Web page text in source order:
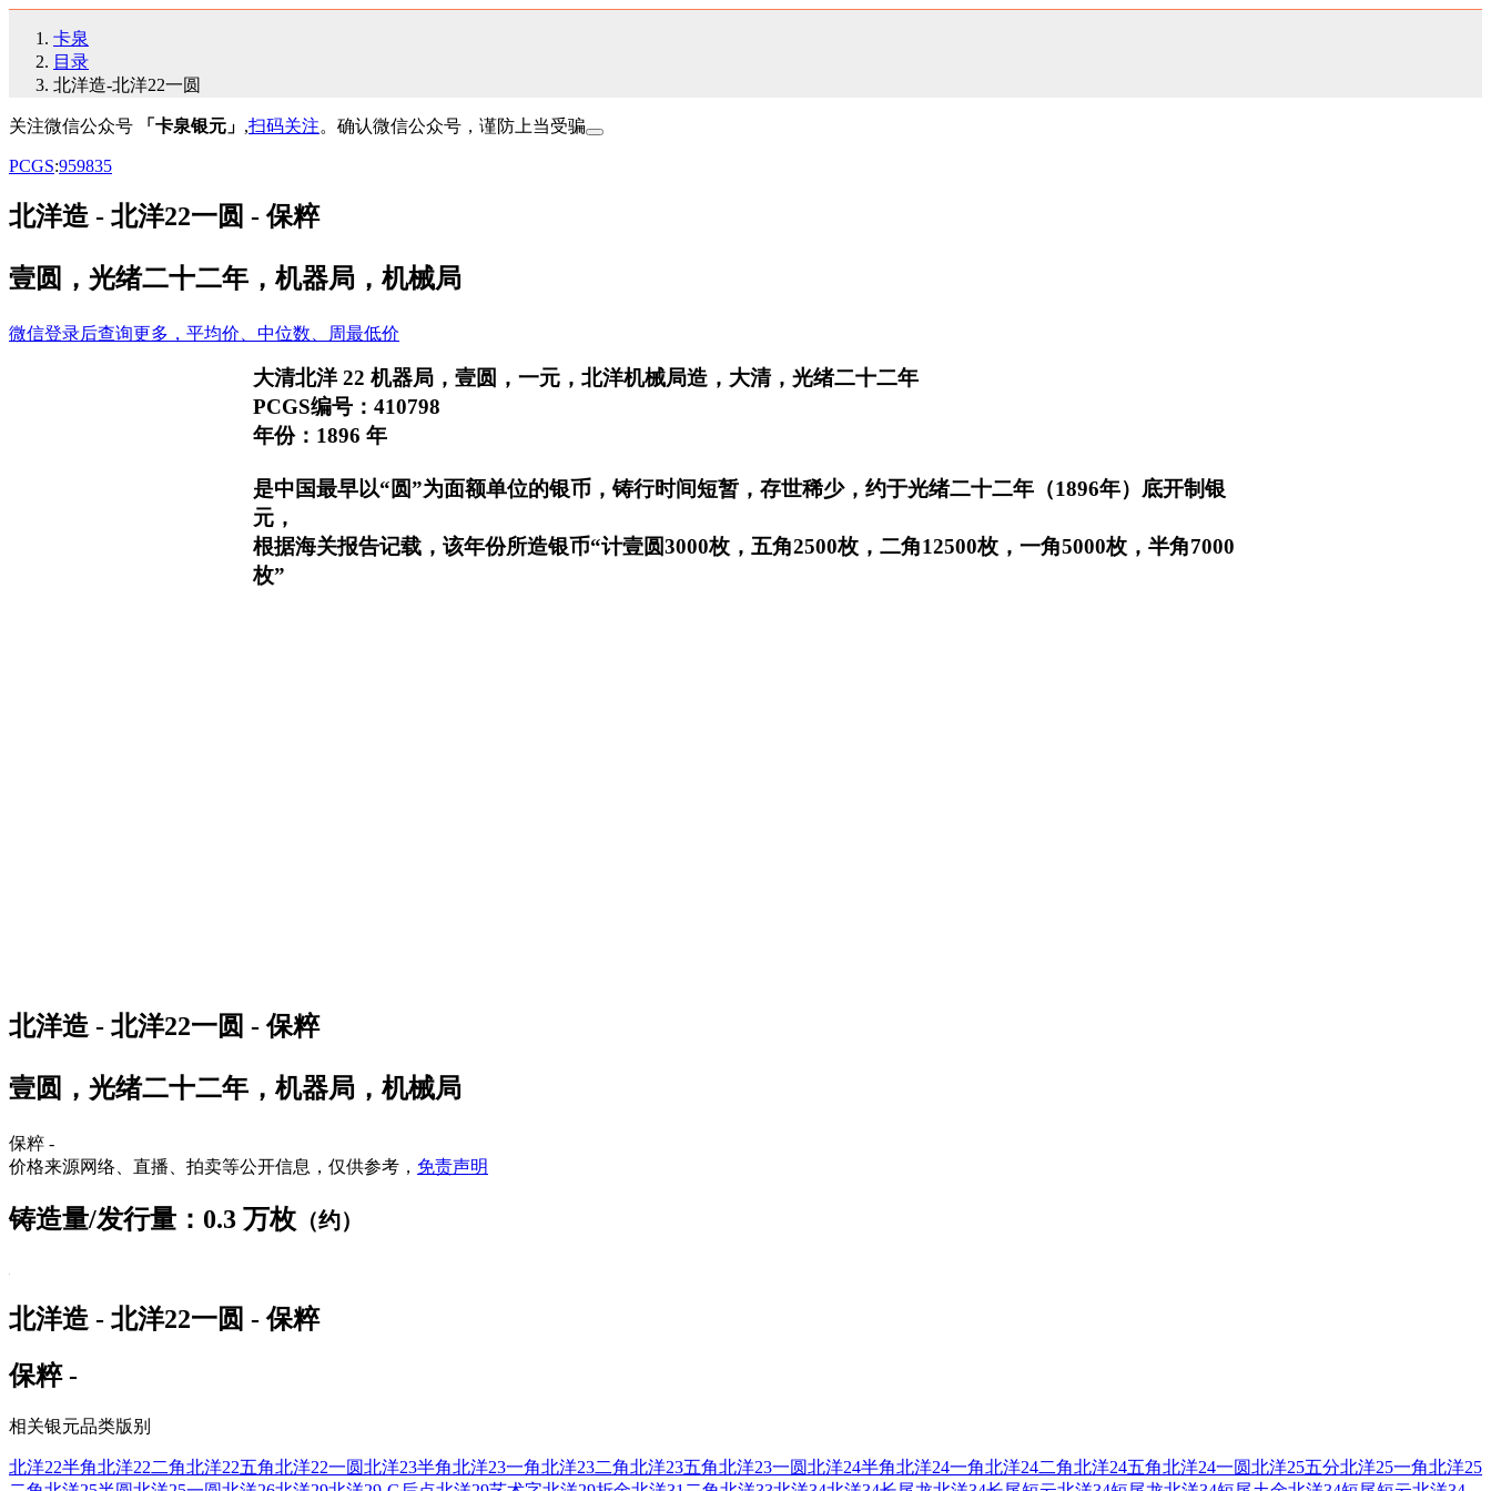
卡泉
目录
北洋造-北洋22一圆
关注微信公众号 「卡泉银元」 ,扫码关注。确认微信公众号，谨防上当受骗
PCGS:959835
北洋造 - 北洋22一圆 - 保粹
壹圆，光绪二十二年，机器局，机械局
微信登录后查询更多，平均价、中位数、周最低价
大清北洋 22 机器局，壹圆，一元，北洋机械局造，大清，光绪二十二年
PCGS编号：410798
年份：1896 年
是中国最早以“圆”为面额单位的银币，铸行时间短暂，存世稀少，约于光绪二十二年（1896年）底开制银
元，
根据海关报告记载，该年份所造银币“计壹圆3000枚，五角2500枚，二角12500枚，一角5000枚，半角7000
枚”
北洋造 - 北洋22一圆 - 保粹
壹圆，光绪二十二年，机器局，机械局
保粹 -
价格来源网络、直播、拍卖等公开信息，仅供参考， 免责声明
铸造量/发行量：0.3 万枚 （约）
北洋造 - 北洋22一圆 - 保粹
保粹 -
相关银元品类版别
北洋22半角北洋22二角北洋22五角北洋22一圆北洋23半角北洋23一角北洋23二角北洋23五角北洋23一圆北洋24半角北洋24一角北洋24二角北洋24五角北洋24一圆北洋25五分北洋25一角北洋25